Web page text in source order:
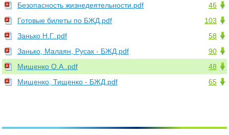
46
Безопасность жизнедеятельности.pdf
103
Готовые билеты по БЖД.pdf
58
Занько Н.Г..pdf
90
Занько, Малаян, Русак - БЖД.pdf
48
Мищенко О.А..pdf
65
Мищенко, Тищенко - БЖД.pdf